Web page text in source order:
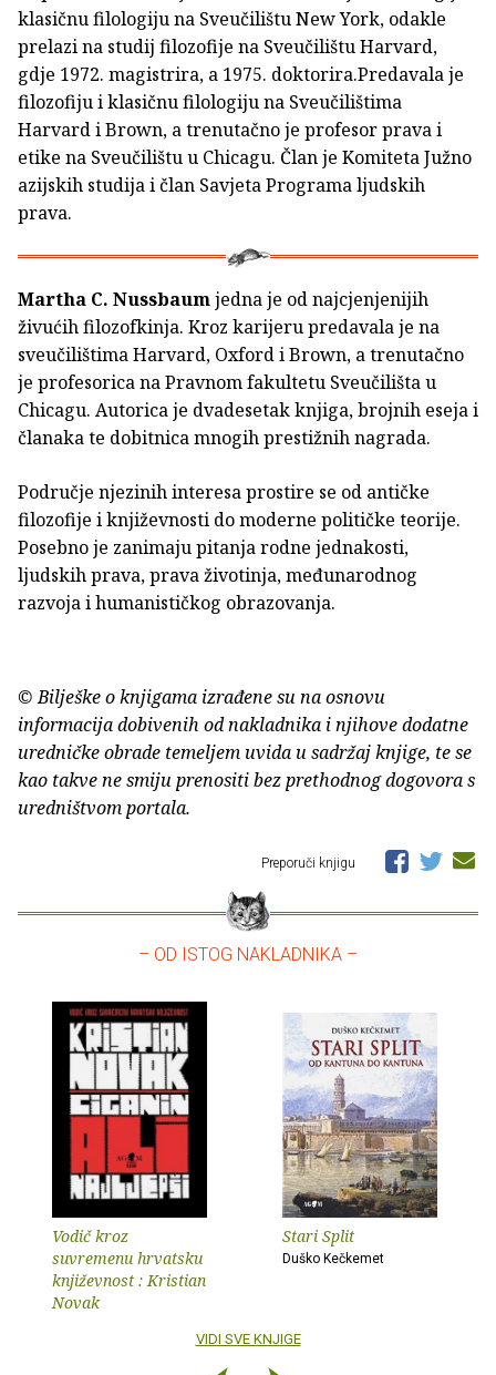
klasičnu filologiju na Sveučilištu New York, odakle
prelazi na studij filozofije na Sveučilištu Harvard,
gdje 1972. magistrira, a 1975. doktorira.Predavala je
filozofiju i klasičnu filologiju na Sveučilištima
Harvard i Brown, a trenutačno je profesor prava i
etike na Sveučilištu u Chicagu. Član je Komiteta Južno
azijskih studija i član Savjeta Programa ljudskih
prava.
Martha C. Nussbaumjedna je od najcjenjenijih
živućih filozofkinja. Kroz karijeru predavala je na
sveučilištima Harvard, Oxford i Brown, a trenutačno
je profesorica na Pravnom fakultetu Sveučilišta u
Chicagu. Autorica je dvadesetak knjiga, brojnih eseja i
članaka te dobitnica mnogih prestižnih nagrada.
Područje njezinih interesa prostire se od antičke
filozofije i književnosti do moderne političke teorije.
Posebno je zanimaju pitanja rodne jednakosti,
ljudskih prava, prava životinja, međunarodnog
razvoja i humanističkog obrazovanja.
© Bilješke o knjigama izrađene su na osnovu
informacija dobivenih od nakladnika i njihove dodatne
uredničke obrade temeljem uvida u sadržaj knjige, te se
kao takve ne smiju prenositi bez prethodnog dogovora s
uredništvom portala.
Preporuči knjigu
– OD ISTOG NAKLADNIKA –
Vodič kroz
suvremenu hrvatsku
književnost : Kristian
Novak
Stari Split
Duško Kečkemet
VIDI SVE KNJIGE